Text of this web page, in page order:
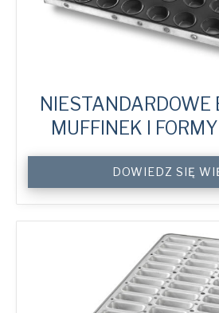
NIESTANDARDOWE
MUFFINEK I
Trays
&
Cake
DOWIEDZ SIĘ
Politique de confidentialité*
la
American Pan